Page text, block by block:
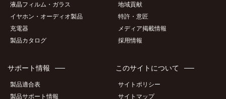
液晶フィルム・ガラス
イヤホン・オーディオ製品
充電器
製品カタログ
地域貢献
特許・意匠
メディア掲載情報
採用情報
サポート情報
製品適合表
製品サポート情報
このサイトについて
サイトポリシー
サイトマップ